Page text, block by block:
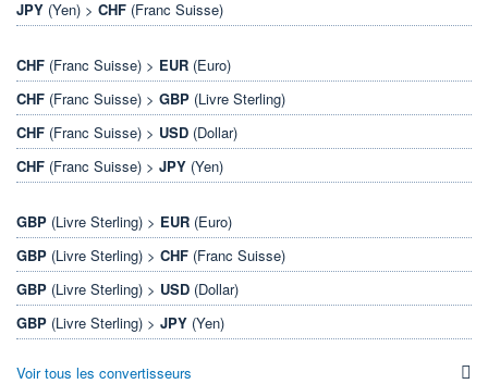
JPY (Yen) > CHF (Franc Suisse)
CHF (Franc Suisse) > EUR (Euro)
CHF (Franc Suisse) > GBP (Livre Sterling)
CHF (Franc Suisse) > USD (Dollar)
CHF (Franc Suisse) > JPY (Yen)
GBP (Livre Sterling) > EUR (Euro)
GBP (Livre Sterling) > CHF (Franc Suisse)
GBP (Livre Sterling) > USD (Dollar)
GBP (Livre Sterling) > JPY (Yen)
Voir tous les convertisseurs